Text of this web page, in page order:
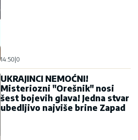
14:50 0
UKRAJINCI NEMOĆNI!
Misteriozni "Orešnik" nosi
šest bojevih glava! Jedna stvar
ubedljivo najviše brine Zapad